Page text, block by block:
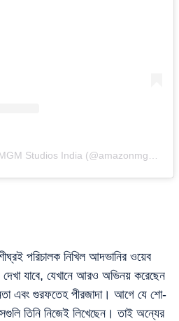
পরিচালক নিখিল আদভানির ওয়েব
দেখা যাবে, যেখানে আরও অভিনয় করেছেন
এবং গুরফতেহ পীরজাদা। আগে যে শো-
তিনি নিজেই লিখেছেন। তাই অন্যের